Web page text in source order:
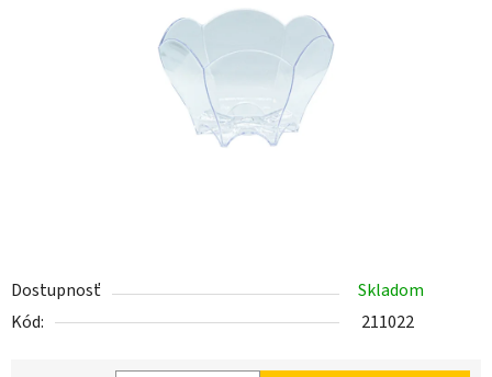
Dostupnosť
Skladom
Kód:
211022